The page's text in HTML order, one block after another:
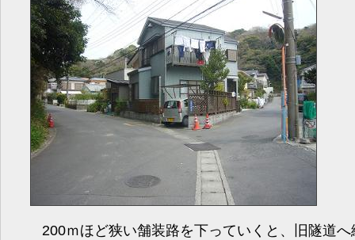
200ｍほど狭い舗装路を下っていくと、旧隧道へ